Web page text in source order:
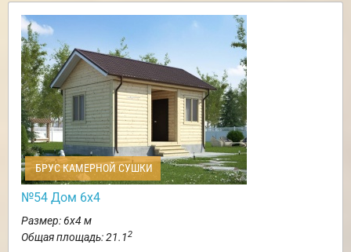
БРУС КАМЕРНОЙ СУШКИ
№54 Дом 6х4
Размер: 6х4 м
Общая площадь: 21.12